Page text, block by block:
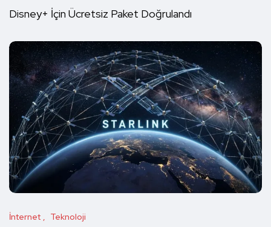
Disney+ İçin Ücretsiz Paket Doğrulandı
İnternet Teknoloji